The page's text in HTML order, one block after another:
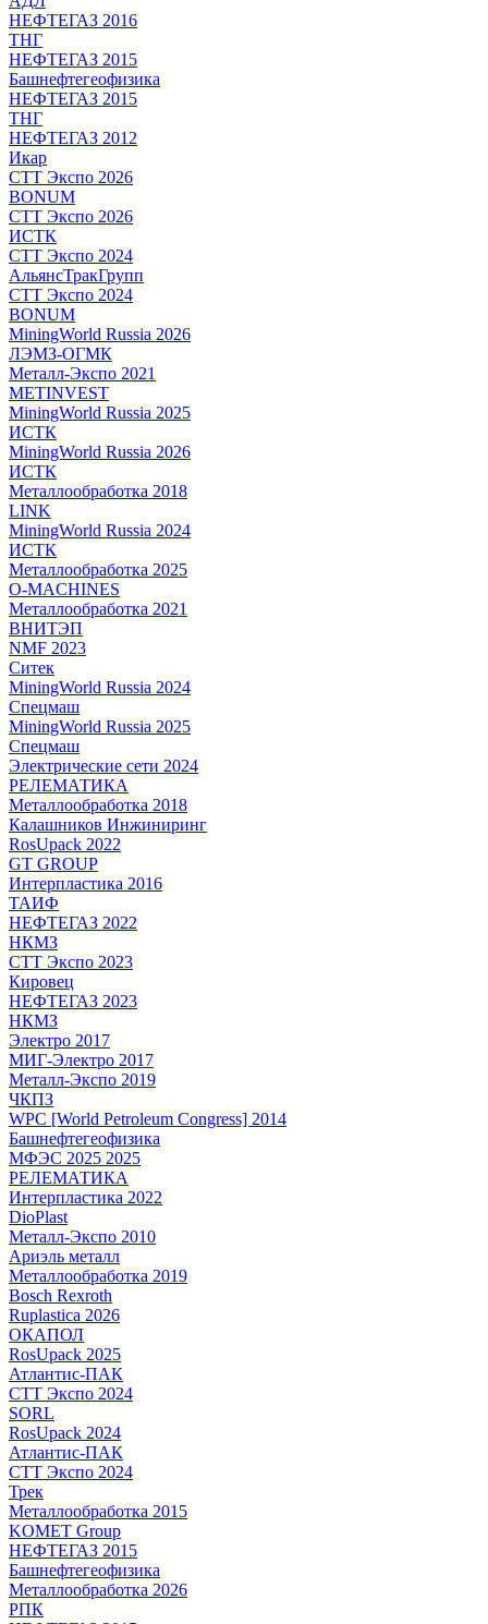
НЕФТЕГАЗ 2016
ТНГ
НЕФТЕГАЗ 2015
Башнефтегеофизика
НЕФТЕГАЗ 2015
ТНГ
НЕФТЕГАЗ 2012
Икар
СТТ Экспо 2026
BONUM
СТТ Экспо 2026
ИСТК
СТТ Экспо 2024
АльянсТракГрупп
СТТ Экспо 2024
BONUM
MiningWorld Russia 2026
ЛЭМЗ-ОГМК
Металл-Экспо 2021
METINVEST
MiningWorld Russia 2025
ИСТК
MiningWorld Russia 2026
ИСТК
Металлообработка 2018
LINK
MiningWorld Russia 2024
ИСТК
Металлообработка 2025
O-MACHINES
Металлообработка 2021
ВНИТЭП
NMF 2023
Ситек
MiningWorld Russia 2024
Спецмаш
MiningWorld Russia 2025
Спецмаш
Электрические сети 2024
РЕЛЕМАТИКА
Металлообработка 2018
Калашников Инжиниринг
RosUpack 2022
GT GROUP
Интерпластика 2016
ТАИФ
НЕФТЕГАЗ 2022
НКМЗ
СТТ Экспо 2023
Кировец
НЕФТЕГАЗ 2023
НКМЗ
Электро 2017
МИГ-Электро 2017
Металл-Экспо 2019
ЧКПЗ
WPC [World Petroleum Congress] 2014
Башнефтегеофизика
МФЭС 2025 2025
РЕЛЕМАТИКА
Интерпластика 2022
DioPlast
Металл-Экспо 2010
Ариэль металл
Металлообработка 2019
Bosch Rexroth
Ruplastica 2026
ОКАПОЛ
RosUpack 2025
Атлантис-ПАК
СТТ Экспо 2024
SORL
RosUpack 2024
Атлантис-ПАК
СТТ Экспо 2024
Трек
Металлообработка 2015
KOMET Group
НЕФТЕГАЗ 2015
Башнефтегеофизика
Металлообработка 2026
РПК